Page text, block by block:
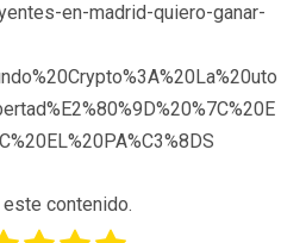
en-madrid-quiero-ganar-
este contenido.